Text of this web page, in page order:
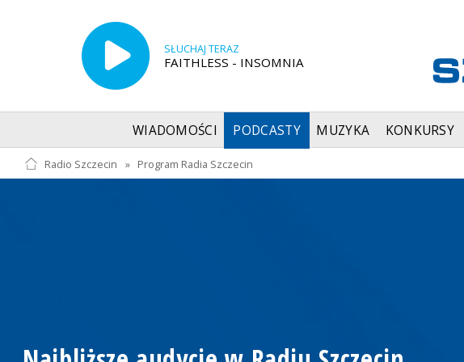
SŁUCHAJ TERAZ
FAITHLESS - INSOMNIA
WIADOMOŚCI PODCASTY MUZYKA KONKURSY
Radio Szczecin » Program Radia Szczecin